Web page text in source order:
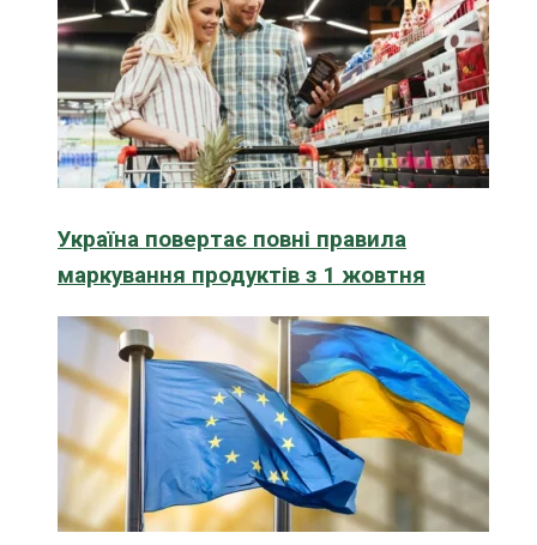
Україна повертає повні правила
маркування продуктів з 1 жовтня